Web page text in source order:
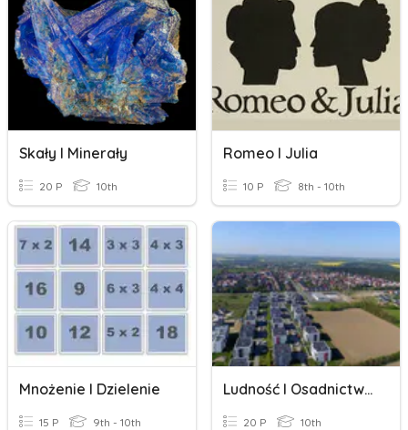
Skały I Minerały
20 P 10th
Romeo I Julia
10 P 8th - 10th
Mnożenie I Dzielenie
15 P 9th - 10th
Ludność I Osadnictwo.
20 P 10th